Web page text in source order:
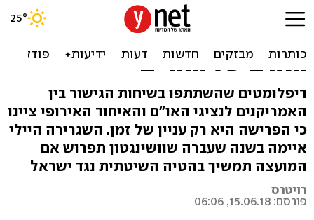
דיווח: "ארה"ב תודיע בקרוב
על פרישה ממועצת זכויות
האדם של האו"ם"
דיפלומטים שהשתתפו בשיחות הגישור בין
האמריקנים לנציגי האו"ם והאיחוד האירופי ציינו
כי הפרישה היא רק עניין של זמן. השגרירה היילי
איימה בשנה שעברה שוושינגטון תפרוש אם
המועצה תמשיך בהטיה השיטתית נגד ישראל
רויטרס
פורסם: 15.06.18, 06:06